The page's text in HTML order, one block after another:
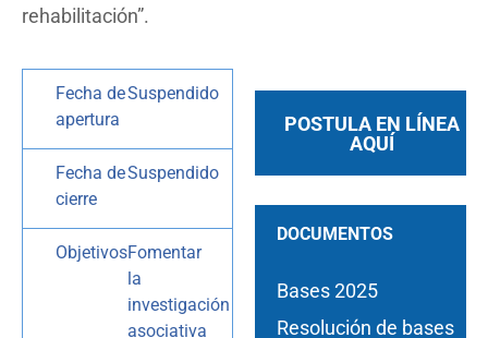
rehabilitación”.
Fecha de
apertura
Suspendido
Fecha de
cierre
Suspendido
ObjetivosFomentar
la
investigación
asociativa
POSTULA EN LÍNEA
AQUÍ
DOCUMENTOS
Bases 2025
Resolución de bases